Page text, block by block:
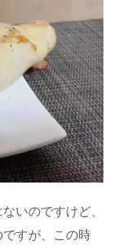
いのですけど、
ですが、この時